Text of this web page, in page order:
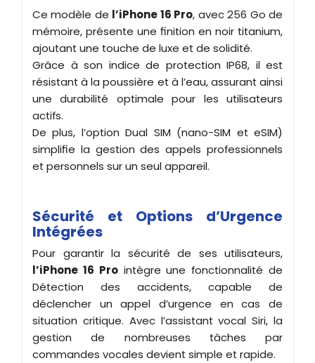
Ce modèle de l’iPhone 16 Pro, avec 256 Go de
mémoire, présente une finition en noir titanium,
ajoutant une touche de luxe et de solidité.
Grâce à son indice de protection IP68, il est
résistant à la poussière et à l’eau, assurant ainsi
une durabilité optimale pour les utilisateurs
actifs.
De plus, l’option Dual SIM (nano-SIM et eSIM)
simplifie la gestion des appels professionnels
et personnels sur un seul appareil.
Sécurité et Options d’Urgence
Intégrées
Pour garantir la sécurité de ses utilisateurs,
l’iPhone 16 Prointègre une fonctionnalité de
Détection des accidents, capable de
déclencher un appel d’urgence en cas de
situation critique. Avec l’assistant vocal Siri, la
gestion de nombreuses tâches par
commandes vocales devient simple et rapide.